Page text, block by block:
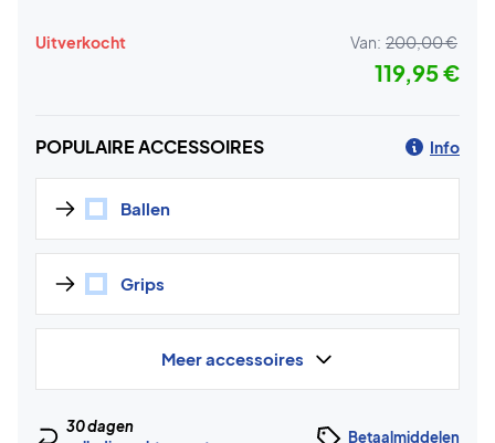
Uitverkocht Van: 200,00 €
119,95 €
POPULAIRE ACCESSOIRES Info
Ballen
Grips
Meer accessoires
30 dagen
Betaalmiddelen